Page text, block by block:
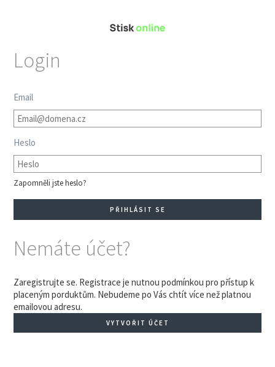
Login
Email
Heslo
Zapomněli jste heslo?
Nemáte účet?
Zaregistrujte se. Registrace je nutnou podmínkou pro přístup k
placeným porduktům. Nebudeme po Vás chtít více než platnou
emailovou adresu.
VYTVOŘIT ÚČET